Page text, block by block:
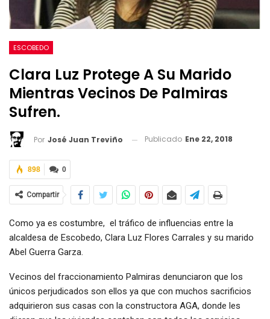
ESCOBEDO
Clara Luz Protege A Su Marido
Mientras Vecinos De Palmiras
Sufren.
Por José Juan Treviño Publicado Ene 22, 2018
0
898
Compartir
Como ya es costumbre, el tráfico de influencias entre la
alcaldesa de Escobedo, Clara Luz Flores Carrales y su marido
Abel Guerra Garza.
Vecinos del fraccionamiento Palmiras denunciaron que los
únicos perjudicados son ellos ya que con muchos sacrificios
adquirieron sus casas con la constructora AGA, donde les